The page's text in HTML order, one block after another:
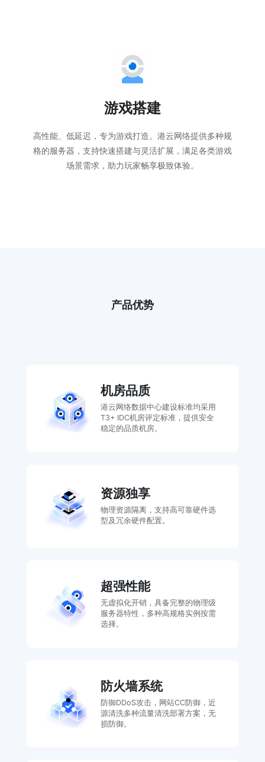
游戏搭建
高性能、低延迟，专为游戏打造。港云网络提供多种规
格的服务器，支持快速搭建与灵活扩展，满足各类游戏
场景需求，助力玩家畅享极致体验。
产品优势
机房品质
港云网络数据中心建设标准均采用
T3+ IDC机房评定标准，提供安全
稳定的品质机房。
资源独享
物理资源隔离，支持高可靠硬件选
型及冗余硬件配置。
超强性能
无虚拟化开销，具备完整的物理级
服务器特性，多种高规格实例按需
选择。
防火墙系统
防御DDoS攻击，网站CC防御，近
源清洗多种流量清洗部署方案，无
损防御。